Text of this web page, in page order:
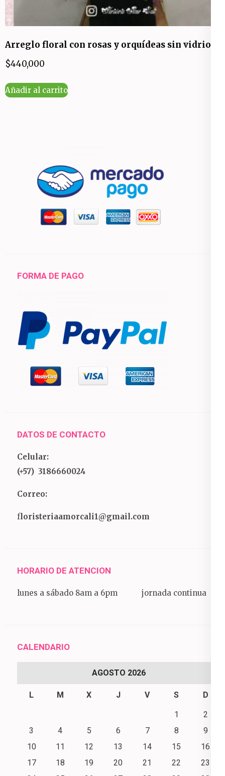
Arreglo floral con rosas y orquídeas sin vidrio
$440,000
Añadir al carrito
FORMA DE PAGO
DATOS DE CONTACTO
Celular:
(+57) 3186660024
Correo:
floristeriaamorcali1@gmail.com
HORARIO DE ATENCION
lunes a sábado 8am a 6pm jornada continua
CALENDARIO
AGOSTO 2026
L M X J V S D
1
2
3
4 5 6 7 8
9
10
11 12 13 14 15
16
17
18 19 20 21 22
23